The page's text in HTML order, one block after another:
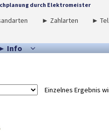
durch Elektromeister
► Zahlarten ►
Info
Einzelnes Ergebnis